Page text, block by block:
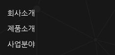
회사소개
제품소개
사업분야